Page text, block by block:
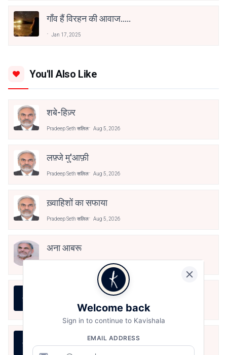
गाँव हैं विरहन की आवाज.....
Jan 17, 2025
You'll Also Like
शबे-हिज़्र
Pradeep Seth सलिल Aug 5, 2026
लफ़्जे मु'आफ़ी
Pradeep Seth सलिल Aug 5, 2026
ख़्वाहिशों का सफाया
Pradeep Seth सलिल Aug 5, 2026
अना आबरू
Aug 5, 2026
Pradeep Seth सलिल Aug 5, 2026
Welcome back
Sign in to continue to Kavishala
EMAIL ADDRESS